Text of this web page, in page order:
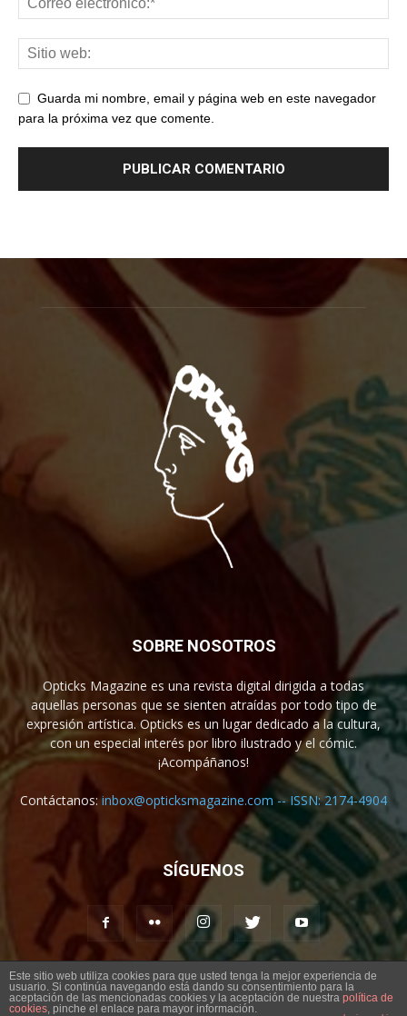
Guarda mi nombre, email y página web en este navegador
para la próxima vez que comente.
SOBRE NOSOTROS
Opticks Magazine es una revista digital dirigida a todas
aquellas personas que se sienten atraídas por todo tipo de
expresión artística. Opticks es un lugar dedicado a la cultura,
con un especial interés por libro ilustrado y el cómic.
¡Acompáñanos!
Contáctanos:inbox@opticksmagazine.com -- ISSN: 2174-4904
SÍGUENOS
Aviso legal Contacto
Este sitio web utiliza cookies para que usted tenga la mejor experiencia de
usuario. Si continúa navegando está dando su consentimiento para la
aceptación de las mencionadas cookies y la aceptación de nuestra política de
cookies, pinche el enlace para mayor información.